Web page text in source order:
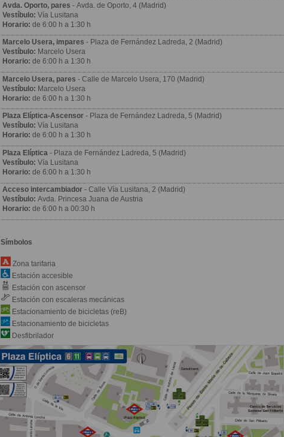
Avda. Oporto, pares - Avda. de Oporto, 4 (Madrid)
Vestíbulo: Vía Lusitana
Horario: de 6:00 h a 1:30 h
Marcelo Usera, impares - Plaza de Fernández Ladreda, 2 (Madrid)
Vestíbulo: Marcelo Usera
Horario: de 6:00 h a 1:30 h
Marcelo Usera, pares - Calle de Marcelo Usera, 170 (Madrid)
Vestíbulo: Marcelo Usera
Horario: de 6:00 h a 1:30 h
Plaza Elíptica-Ascensor - Plaza de Fernández Ladreda, 5 (Madrid)
Vestíbulo: Vía Lusitana
Horario: de 6:00 h a 1:30 h
Plaza Elíptica - Plaza de Fernández Ladreda, 5 (Madrid)
Vestíbulo: Vía Lusitana
Horario: de 6:00 h a 1:30 h
Acceso intercambiador - Calle Vía Lusitana, 2 (Madrid)
Vestíbulo: Avda. Princesa Juana de Austria
Horario: de 6:00 h a 00:30 h
Símbolos
Zona tarifaria
Estación accesible
Estación con ascensor
Estación con escaleras mecánicas
Estacionamiento de bicicletas (reB)
Estacionamiento de bicicletas
Desfibrilador